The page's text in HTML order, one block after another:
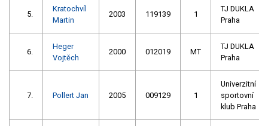
5.
Kratochvíl
Martin
2003 119139 1
TJ DUKLA
Praha
6.
Heger
Vojtěch
2000 012019 MT
TJ DUKLA
Praha
7. Pollert Jan 2005 009129 1
Univerzitní
sportovní
klub Praha